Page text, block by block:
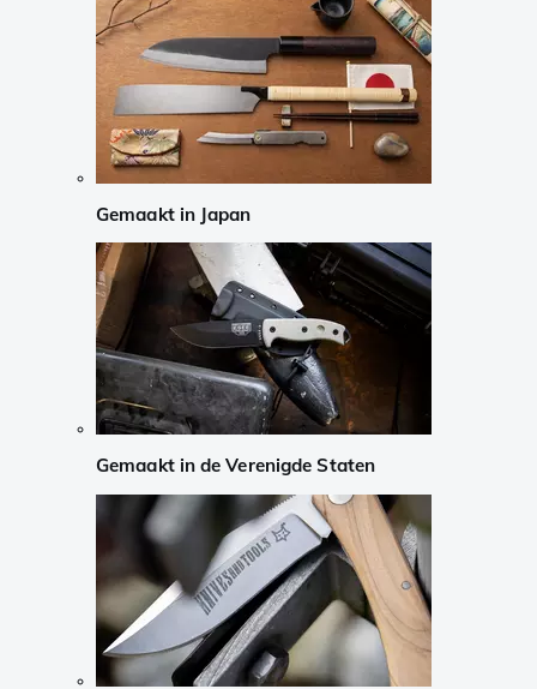
Gemaakt in Japan
Gemaakt in de Verenigde Staten